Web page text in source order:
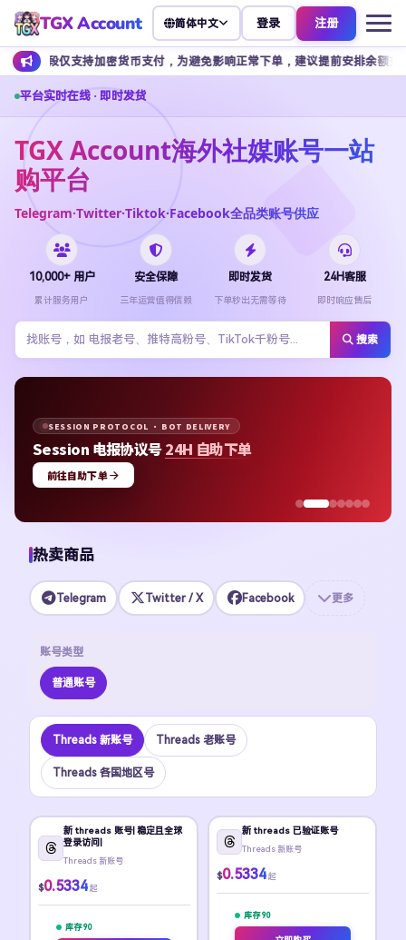
TGX Account 简体中文 登录 注册
货币支付，为避免影响正常下单，建议提前安排余额充值。 客
平台实时在线 · 即时发货
TGX Account海外社媒账号一站
购平台
Telegram·Twitter·Tiktok·Facebook全品类账号供应
10,000+ 用户
累计服务用户
安全保障
三年运营值得信赖
即时发货
下单秒出无需等待
24H客服
即时响应售后
搜索
SESSION PROTOCOL · BOT DELIVERY
Session 电报协议号24H 自助下单
前往自助下单
热卖商品
Telegram Twitter / X Facebook 更多
账号类型
普通账号
Threads 新账号 Threads 老账号
Threads 各国地区号
新 threads 账号| 稳定且全球
登录访问|
Threads 新账号
$0.5334 起
库存 90
新 threads 已验证账号
Threads 新账号
$0.5334 起
库存 90